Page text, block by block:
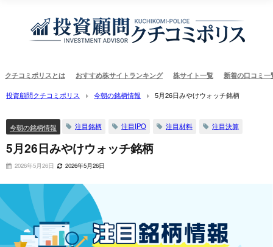
クチコミポリスとは おすすめ株サイトランキング 株サイト一覧 新着の口コミ一
投資顧問クチコミポリス 今朝の銘柄情報 5月26日みやけウォッチ銘柄
今朝の銘柄情報 注目銘柄 注目IPO 注目材料 注目決算
5月26日みやけウォッチ銘柄
2026年5月26日 2026年5月26日